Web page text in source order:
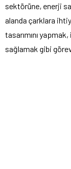
sektörüne, enerji
alanda çarklara
tasarımını
sağlamak gibi